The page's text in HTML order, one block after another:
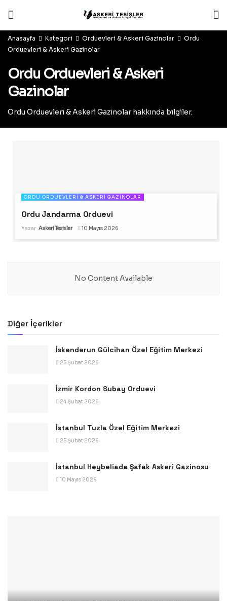
Anasayfa Kategori Orduevleri & Askeri Gazinolar
Ordu
Orduevleri & Askeri Gazinolar
Ordu Orduevleri & Askeri
Gazinolar
Ordu Orduevleri & Askeri Gazinolar hakkında bilgiler.
ORDU ORDUEVLERI & ASKERI GAZINOLAR
Ordu Jandarma Orduevi
Yazar Askeri Tesisler 10 Mayıs 2026
No Content Available
Diğer İçerikler
İskenderun Gülcihan Özel Eğitim Merkezi
25 Şubat 2026
İzmir Kordon Subay Orduevi
24 Şubat 2026
İstanbul Tuzla Özel Eğitim Merkezi
25 Şubat 2026
İstanbul Heybeliada Şafak Askeri Gazinosu
10 Mayıs 2026